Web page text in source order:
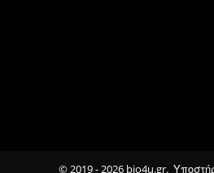
© 2019 - 2026 bio4u.gr.